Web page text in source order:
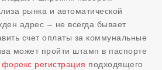
рынка и автоматической
адрес – не всегда бывает
счет оплаты за коммунальные
может пройти штамп в паспорте
форекс регистрация подходящего